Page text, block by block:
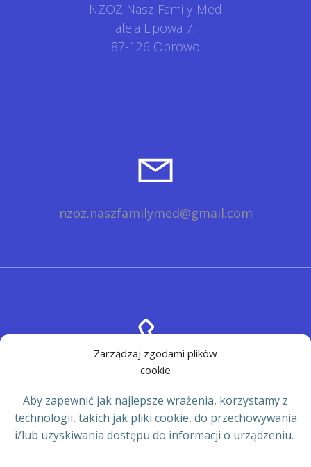
Zarządzaj zgodami plików
cookie
Aby zapewnić jak najlepsze wrażenia, korzystamy z
technologii, takich jak pliki cookie, do przechowywania
i/lub uzyskiwania dostępu do informacji o urządzeniu.
NZOZ Nasz Family-Med
aleja Lipowa 7,
87-126 Obrowo
nzoz.naszfamilymed@gmail.com
56 678 66 33